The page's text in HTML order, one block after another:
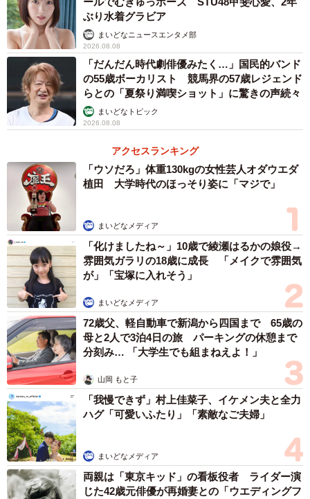
ぶり水着グラビア
まいどなニュースエンタメ部
2026.08.08
「だんだん時代劇俳優みたく…」国民的バンド
の55歳ボーカリスト 競馬界の57歳レジェンド
らとの「夏祭り満喫ショット」に驚きの声続々
まいどなトピック
2026.08.08
アクセスランキング
「ウソだろ」体重130kgの女性芸人オダウエダ
植田 大学時代のほっそり姿に「マジで」
まいどなメディア
「化けましたね～」10歳で綾瀬はるかの娘役→
雰囲気ガラリの18歳に成長 「メイクで雰囲気
が」「宝塚に入れそう」
まいどなメディア
72歳父、軽自動車で新潟から四国まで 65歳の
母と2人で3泊4日の旅 パーキングの休憩まで
分刻み… 「大学生でも組まねえよ！」
山岡 もと子
「我慢できず」村上佳菜子、イケメン夫と全力
ハグ「可愛いふたり」「素敵なご夫婦」
まいどなメディア
両親は「東京キッド」の看板役者 ライダー演
じた42歳元俳優が再婚妻との「ウエディングフ